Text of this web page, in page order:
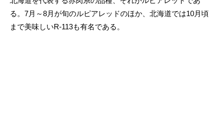
る。7月～8月が旬のルピアレッドのほか、北海道では10月頃
まで美味しいR-113も有名である。